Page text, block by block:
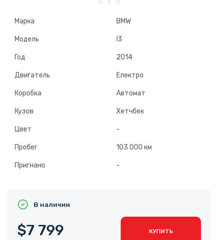
Марка BMW
Модель I3
Год 2014
Двигатель Електро
Коробка Автомат
Кузов Хетчбек
Цвет -
Пробег 103 000 км
Пригнано -
В наличии
$7 799 КУПИТЬ